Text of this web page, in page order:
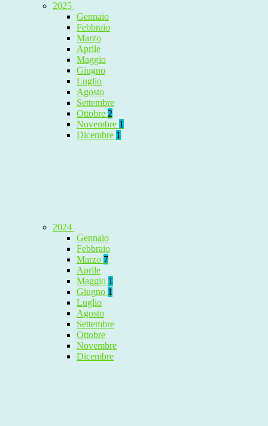
2025
Gennaio
Febbraio
Marzo
Aprile
Maggio
Giugno
Luglio
Agosto
Settembre
Ottobre 2
Novembre 1
Dicembre 1
2024
Gennaio
Febbraio
Marzo 7
Aprile
Maggio 1
Giugno 1
Luglio
Agosto
Settembre
Ottobre
Novembre
Dicembre